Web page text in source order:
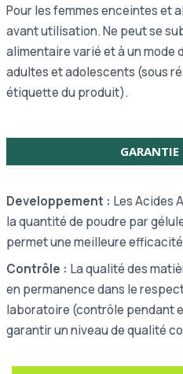
Pour les femmes enceintes et
avant utilisation. Ne peut se
alimentaire varié et à un mode
adultes et adolescents (sous
étiquette du produit).
Developpement : Les Acides
la quantité de poudre par
permet une meilleure
Contrôle : La qualité des
en permanence dans le
laboratoire (contrôle pendant
garantir un niveau de qualité